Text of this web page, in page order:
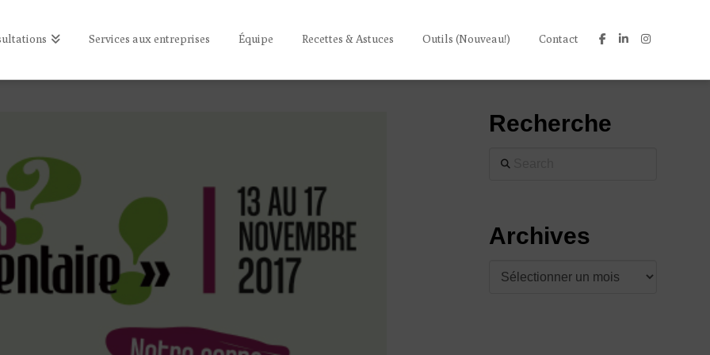
Services aux entreprises Équipe Recettes & Astuces Outils (Nouveau!) Contact
Recherche
Search
Archives
Archives